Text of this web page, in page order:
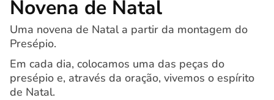
Novena de Natal
Uma novena de Natal a partir da montagem do
Presépio.
Em cada dia, colocamos uma das peças do
presépio e, através da oração, vivemos o espírito
de Natal.